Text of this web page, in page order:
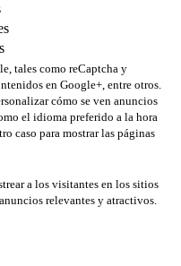
tales como reCaptcha y
en Google+, entre otros.
cómo se ven anuncios
el idioma preferido a la hora
caso para mostrar las páginas
a los visitantes en los sitios
relevantes y atractivos.